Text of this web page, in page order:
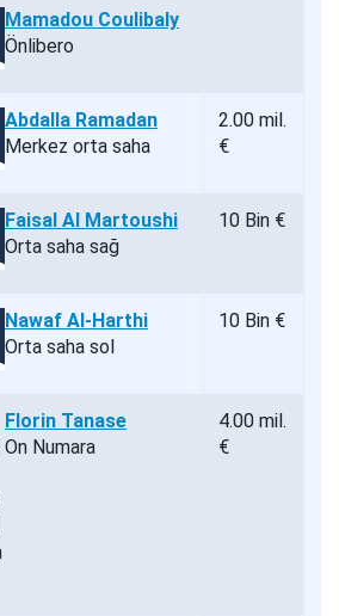
Mamadou Coulibaly
Önlibero
Abdalla Ramadan
Merkez orta saha
2.00 mil.
€
Faisal Al Martoushi
Orta saha sağ
10 Bin €
Nawaf Al-Harthi
Orta saha sol
10 Bin €
Florin Tanase
On Numara
4.00 mil.
€